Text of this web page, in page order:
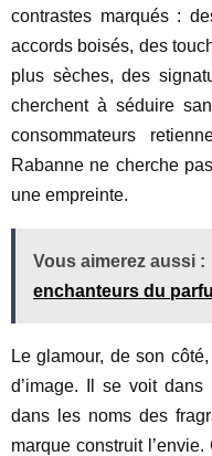
contrastes marqués :
accords boisés, des
plus sèches, des
cherchent à séduire
consommateurs
Rabanne ne cherche
une empreinte.
Vous aimerez aussi :
enchanteurs du
Le glamour, de son
d’image. Il se voit
dans les noms des
marque construit